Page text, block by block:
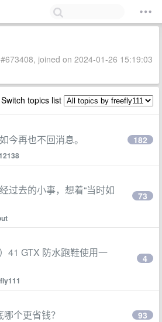
joined on 2024-01-26 15:19:03
Switch topics list
今再也不回消息。 182
过去的小事，想着“当时如
73
41 GTX 防水跑鞋使用一
4
个更省钱？ 93